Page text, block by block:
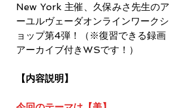
New York 主催、久保みさ先生のア
ーユルヴェーダオンラインワークシ
ョップ第4弾！（※復習できる録画
アーカイブ付きWSです！）
【内容説明】